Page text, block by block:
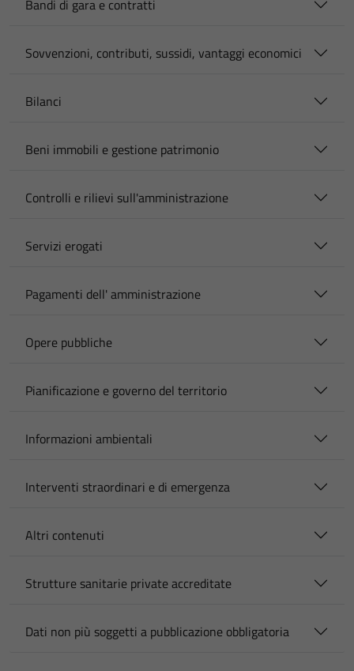
Bandi di gara e contratti
Sovvenzioni, contributi, sussidi, vantaggi economici
Bilanci
Beni immobili e gestione patrimonio
Controlli e rilievi sull'amministrazione
Servizi erogati
Pagamenti dell' amministrazione
Opere pubbliche
Pianificazione e governo del territorio
Informazioni ambientali
Interventi straordinari e di emergenza
Altri contenuti
Strutture sanitarie private accreditate
Dati non più soggetti a pubblicazione obbligatoria